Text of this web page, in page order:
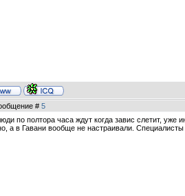
# 5
по полтора часа ждут когда завис слетит,
а в Гавани вообще не настраивали.